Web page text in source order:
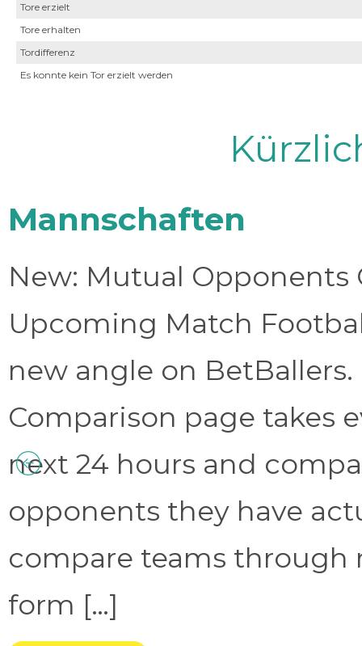
Tore erzielt
Tore erhalten
Tordifferenz
Es konnte kein Tor erzielt werden
Mannschaften
New: Mutual Opponents
Upcoming Match
new angle on
Comparison page takes
next 24 hours and
opponents they have
compare teams through
form […]